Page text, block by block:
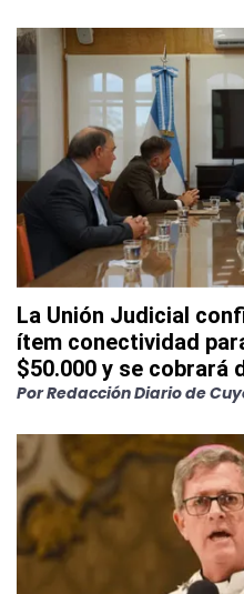
La Unión Judicial
ítem conectividad
$50.000 y se cobrará
PorRedacción Diario de